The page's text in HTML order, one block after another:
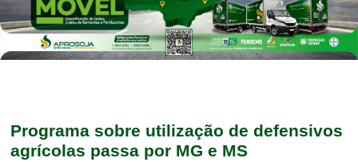
Programa sobre utilização de defensivos
agrícolas passa por MG e MS